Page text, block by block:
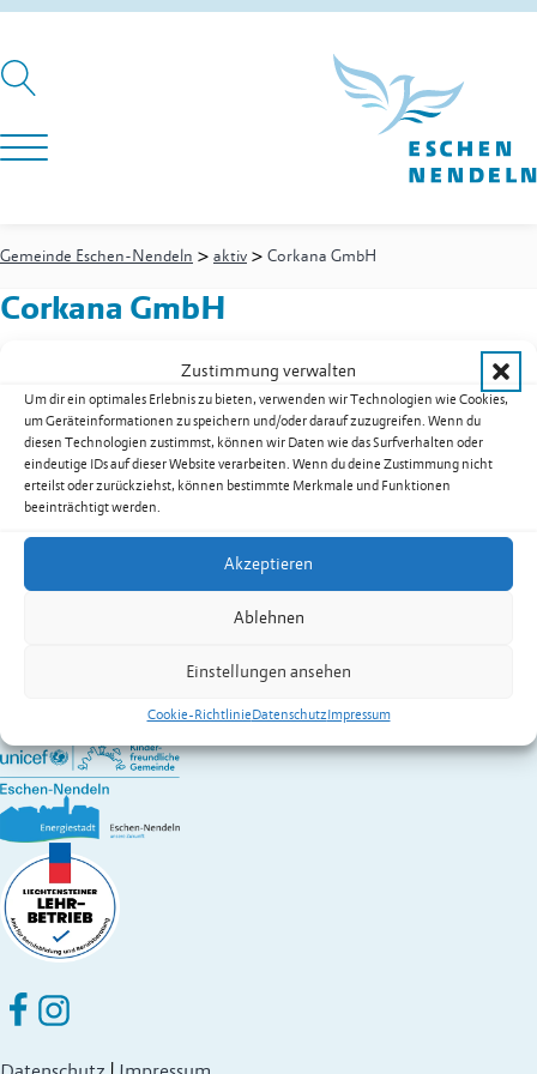
Zustimmung verwalten
Um dir ein optimales Erlebnis zu bieten, verwenden wir Technologien wie Cookies,
um Geräteinformationen zu speichern und/oder darauf zuzugreifen. Wenn du
diesen Technologien zustimmst, können wir Daten wie das Surfverhalten oder
eindeutige IDs auf dieser Website verarbeiten. Wenn du deine Zustimmung nicht
erteilst oder zurückziehst, können bestimmte Merkmale und Funktionen
beeinträchtigt werden.
Akzeptieren
Ablehnen
Einstellungen ansehen
Cookie-RichtlinieDatenschutzImpressum
Gemeinde Eschen-Nendeln > aktiv > Corkana GmbH
Corkana GmbH
Fluxstrasse 29
9492Eschen
Mobil+41 78 300 03 03
E-Mailinfo@corkana.com
Webwww.corkana.com
Kontakt:GstöhlLarisa
Fürstentum Liechtenstein
Eschen Nendeln auf Facebook
Eschen Nendeln auf Instagram